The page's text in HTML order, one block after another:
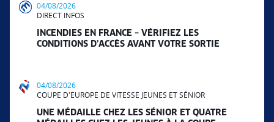
04/08/2026
DIRECT INFOS
INCENDIES EN FRANCE – VÉRIFIEZ LES
CONDITIONS D’ACCÈS AVANT VOTRE SORTIE
04/08/2026
COUPE D'EUROPE DE VITESSE JEUNES ET SÉNIOR
UNE MÉDAILLE CHEZ LES SÉNIOR ET QUATRE